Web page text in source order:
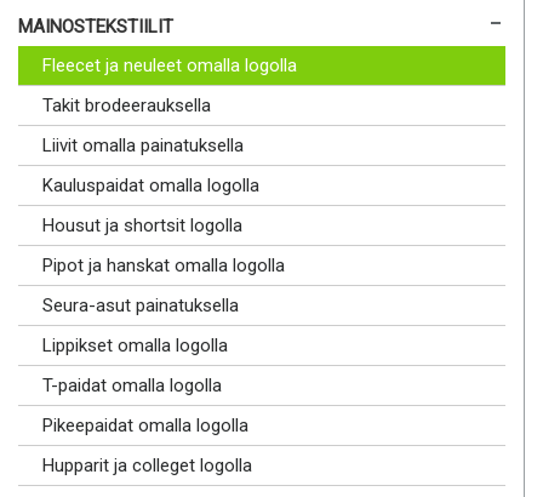
MAINOSTEKSTIILIT
Fleecet ja neuleet omalla logolla
Takit brodeerauksella
Liivit omalla painatuksella
Kauluspaidat omalla logolla
Housut ja shortsit logolla
Pipot ja hanskat omalla logolla
Seura-asut painatuksella
Lippikset omalla logolla
T-paidat omalla logolla
Pikeepaidat omalla logolla
Hupparit ja colleget logolla